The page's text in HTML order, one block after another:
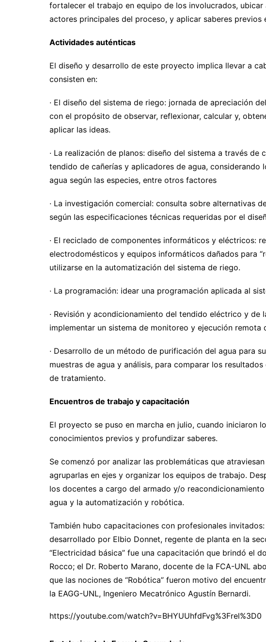
fortalecer el trabajo en equipo de los involucrados,
actores principales del proceso, y aplicar saberes previos
Actividades auténticas
El diseño y desarrollo de este proyecto implica llevar a
consisten en:
· El diseño del sistema de riego: jornada de apreciación
con el propósito de observar, reflexionar, calcular y,
aplicar las ideas.
· La realización de planos: diseño del sistema a través
tendido de cañerías y aplicadores de agua, considerando
agua según las especies, entre otros factores
· La investigación comercial: consulta sobre alternativas
según las especificaciones técnicas requeridas por el
· El reciclado de componentes informáticos y eléctricos:
electrodomésticos y equipos informáticos dañados para
utilizarse en la automatización del sistema de riego.
· La programación: idear una programación aplicada al
· Revisión y acondicionamiento del tendido eléctrico y de
implementar un sistema de monitoreo y ejecución remota
· Desarrollo de un método de purificación del agua para
muestras de agua y análisis, para comparar los
de tratamiento.
Encuentros de trabajo y capacitación
El proyecto se puso en marcha en julio, cuando iniciaron
conocimientos previos y profundizar saberes.
Se comenzó por analizar las problemáticas que
agruparlas en ejes y organizar los equipos de trabajo.
los docentes a cargo del armado y/o
agua y la automatización y robótica.
También hubo capacitaciones con profesionales
desarrollado por Elbio Donnet, regente de planta en la
“Electricidad básica” fue una capacitación que brindó el
Rocco; el Dr. Roberto Marano, docente de la FCA-UNL
que las nociones de “Robótica” fueron motivo del
la EAGG-UNL, Ingeniero Mecatrónico Agustín Bernardi.
https://youtube.com/watch?v=BHYUUhfdFvg%3Frel%3D0